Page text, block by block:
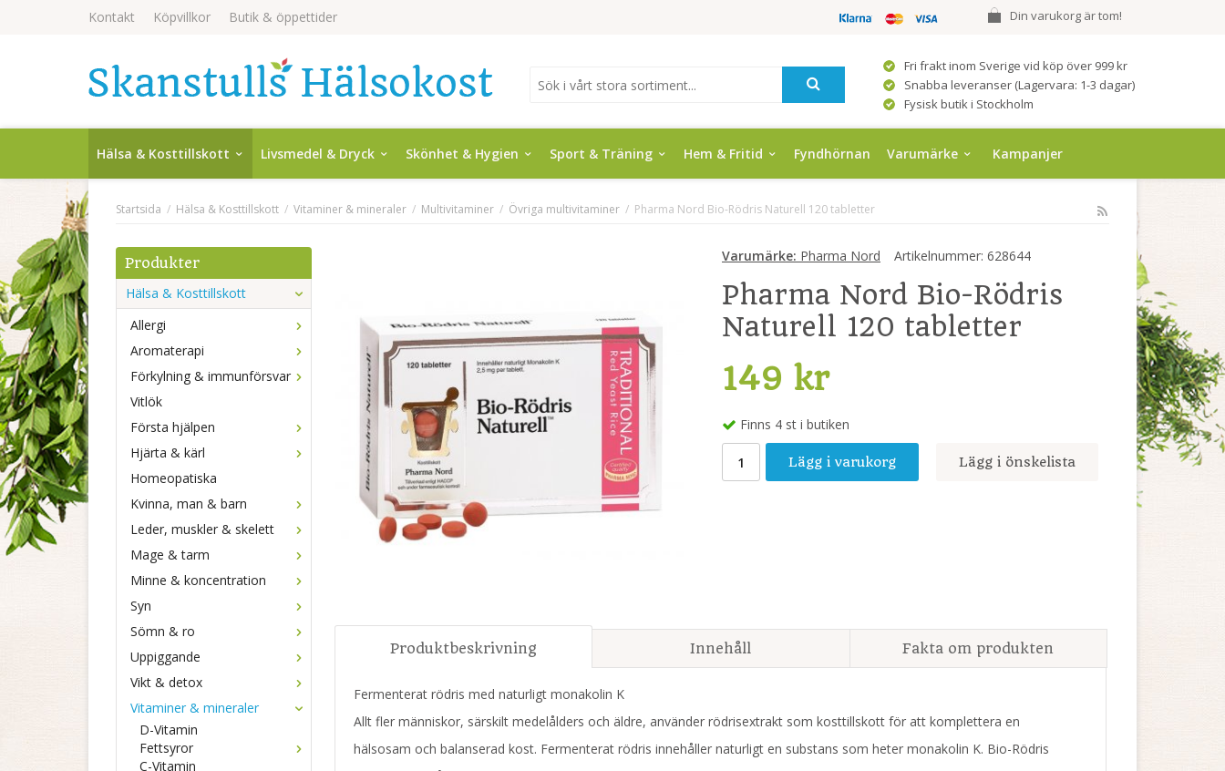
Kontakt Köpvillkor Butik & öppettider Din varukorg är tom!
Fri frakt inom Sverige vid köp över 999 kr
Snabba leveranser (Lagervara: 1-3 dagar)
Fysisk butik i Stockholm
Hälsa & Kosttillskott Livsmedel & Dryck Skönhet & Hygien Sport & Träning Hem & Fritid Fyndhörnan Varumärke Kampanjer
Startsida / Hälsa & Kosttillskott / Vitaminer & mineraler / Multivitaminer / Övriga multivitaminer / Pharma Nord Bio-Rödris Naturell 120 tabletter
Produkter
Hälsa & Kosttillskott
Allergi
Aromaterapi
Förkylning & immunförsvar
Vitlök
Första hjälpen
Hjärta & kärl
Homeopatiska
Kvinna, man & barn
Leder, muskler & skelett
Mage & tarm
Minne & koncentration
Syn
Sömn & ro
Uppiggande
Vikt & detox
Vitaminer & mineraler
D-Vitamin
Fettsyror
C-Vitamin
Varumärke: Pharma Nord Artikelnummer: 628644
Pharma Nord Bio-Rödris
Naturell 120 tabletter
149 kr
Finns 4 st i butiken
Lägg i varukorg Lägg i önskelista
Produktbeskrivning Innehåll Fakta om produkten
Fermenterat rödris med naturligt monakolin K
Allt fler människor, särskilt medelålders och äldre, använder rödrisextrakt som kosttillskott för att komplettera en
hälsosam och balanserad kost. Fermenterat rödris innehåller naturligt en substans som heter monakolin K. Bio-Rödris